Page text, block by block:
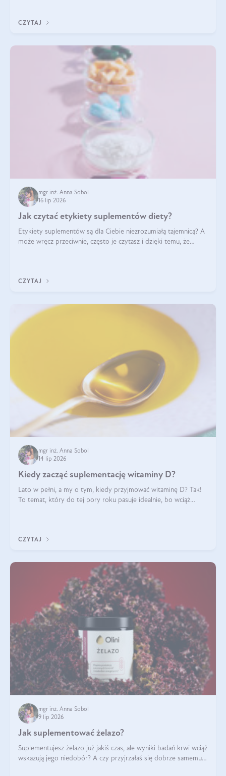
bariera hydrolipidowa.
CZYTAJ
mgr inż. Anna Sobol
16 lip 2026
Jak czytać etykiety suplementów diety?
Etykiety suplementów są dla Ciebie niezrozumiałą tajemnicą? A
może wręcz przeciwnie, często je czytasz i dzięki temu, że
CZYTAJ
mgr inż. Anna Sobol
14 lip 2026
Kiedy zacząć suplementację witaminy D?
Lato w pełni, a my o tym, kiedy przyjmować witaminę D? Tak!
To temat, który do tej pory roku pasuje idealnie, bo wciąż
CZYTAJ
mgr inż. Anna Sobol
9 lip 2026
Jak suplementować żelazo?
Suplementujesz żelazo już jakiś czas, ale wyniki badań krwi wciąż
wskazują jego niedobór? A czy przyjrzałaś się dobrze samemu